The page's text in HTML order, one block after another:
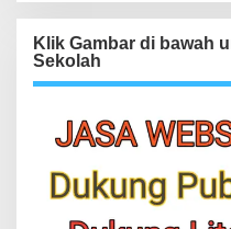
Klik Gambar di bawah
Sekolah